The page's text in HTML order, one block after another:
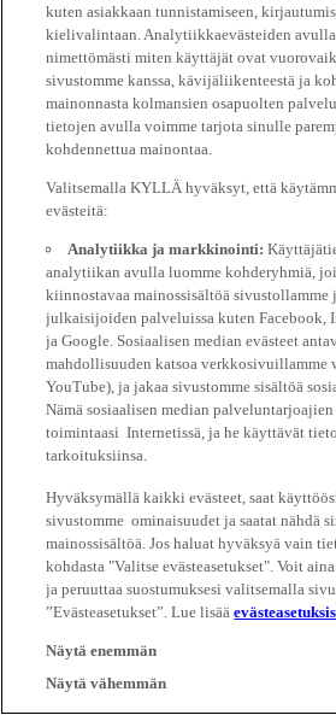
kuten asiakkaan tunnistamiseen,
kielivalintaan. Analytiikkaevästeiden avulla
nimettömästi miten käyttäjät ovat
sivustomme kanssa, kävijäliikenteestä ja
mainonnasta kolmansien osapuolten
tietojen avulla voimme tarjota sinulle
kohdennettua mainontaa.
Valitsemalla KYLLÄ hyväksyt, että
evästeitä:
Analytiikka ja markkinointi:
analytiikan avulla luomme kohderyhmiä,
kiinnostavaa mainossisältöä sivustollamme
julkaisijoiden palveluissa kuten Facebook,
ja Google. Sosiaalisen median evästeet
mahdollisuuden katsoa verkkosivuillamme
YouTube), ja jakaa sivustomme sisältöä
Nämä sosiaalisen median palveluntarjoajien
toimintaasi Internetissä, ja he käyttävät
tarkoituksiinsa.
Hyväksymällä kaikki evästeet, saat
sivustomme ominaisuudet ja saatat nähdä
mainossisältöä. Jos haluat hyväksyä vain
kohdasta "Valitse evästeasetukset". Voit
ja peruuttaa suostumuksesi valitsemalla
”Evästeasetukset”. Lue lisää
Näytä enemmän
Näytä vähemmän